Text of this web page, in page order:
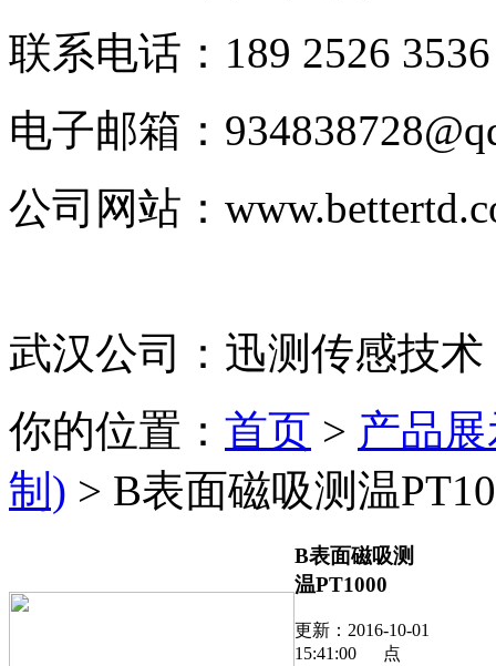
联系电话：189 2526 3536
电子邮箱：
公司网站：
武汉公司：迅测传感技
你的位置： 首页 > 产品
制) > B表面磁吸测温
B表面磁吸测
温PT1000
更新：2016-10-01
15:41:00 点